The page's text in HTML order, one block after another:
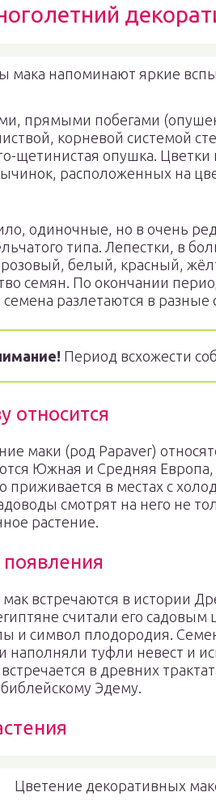
мака напоминают яркие
прямыми побегами
корневой системой
щетинистая опушка.
расположенных на
одиночные, но в очень
типа. Лепестки, в
белый, красный,
семян. По окончании
разлетаются в разные
Период всхожести
относится
маки (род Papaver)
Южная и Средняя
приживается в местах с
смотрят на него не
растение.
встречаются в истории
считали его
и символ плодородия.
наполняли туфли невест и
в древних
Эдему.
Цветение декоративных